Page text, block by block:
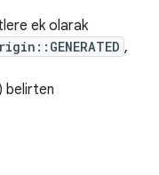
ek olarak
,
) belirten